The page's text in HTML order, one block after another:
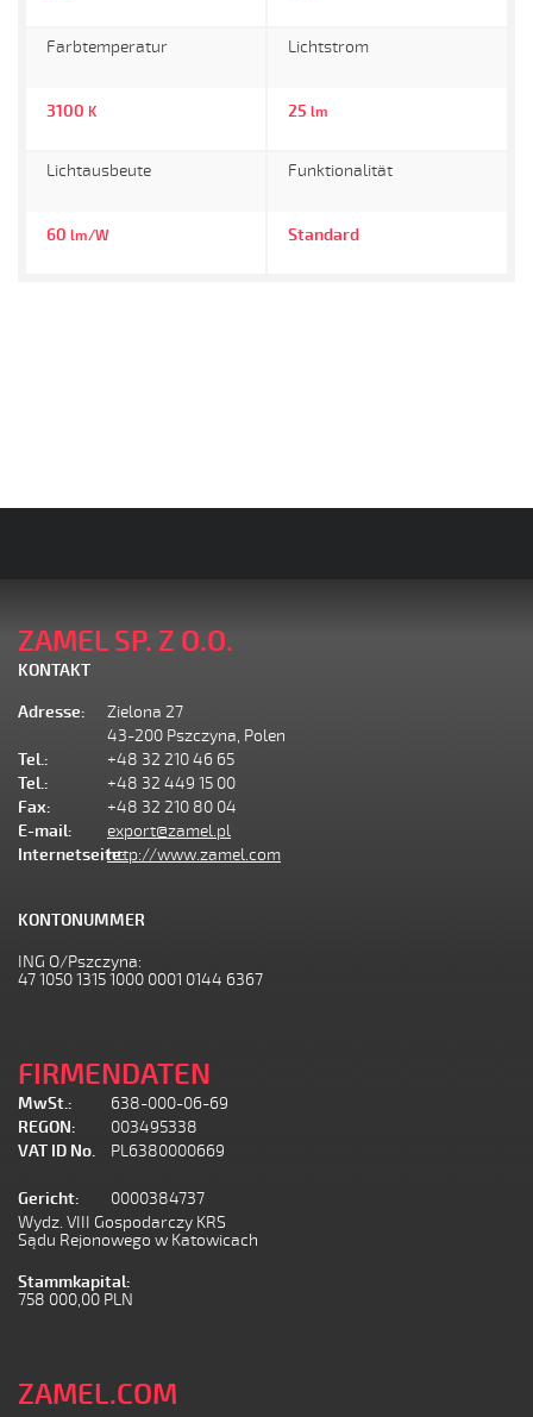
Farbtemperatur
3100 K
Lichtstrom
25 lm
Lichtausbeute
60 lm/W
Funktionalität
Standard
ZAMEL SP. Z O.O.
KONTAKT
Adresse:
Zielona 27
43-200 Pszczyna, Polen
Tel.:
+48 32 210 46 65
Tel.:
+48 32 449 15 00
Fax:
+48 32 210 80 04
E-mail:
export@zamel.pl
Internetseite:http://www.zamel.com
KONTONUMMER
ING O/Pszczyna:
47 1050 1315 1000 0001 0144 6367
FIRMENDATEN
MwSt.:
638-000-06-69
REGON:
003495338
VAT ID No.
PL6380000669
Gericht:
0000384737
Wydz. VIII Gospodarczy KRS
Sądu Rejonowego w Katowicach
Stammkapital:
758 000,00 PLN
ZAMEL.COM